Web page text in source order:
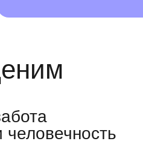
человечность